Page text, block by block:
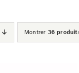
Montrer 36